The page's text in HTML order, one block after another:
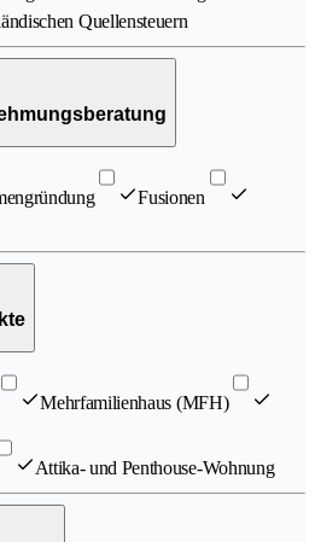
Quellensteuern
Fusionen
Mehrfamilienhaus (MFH)
Attika- und Penthouse-Wohnung